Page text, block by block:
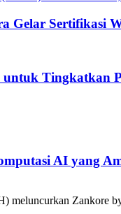
Gelar Sertifikasi
Tingkatkan
AI yang
Zankore